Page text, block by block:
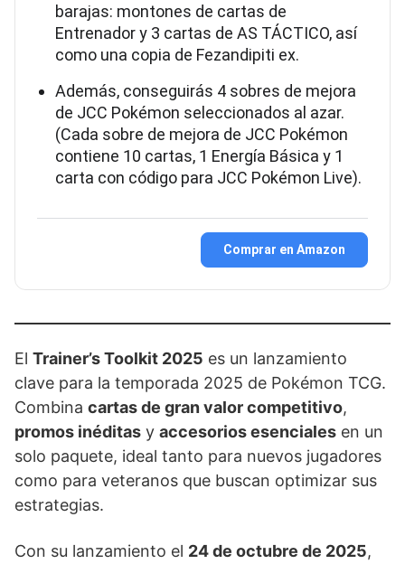
barajas: montones de cartas de
Entrenador y 3 cartas de AS TÁCTICO, así
como una copia de Fezandipiti ex.
Además, conseguirás 4 sobres de mejora
de JCC Pokémon seleccionados al azar.
(Cada sobre de mejora de JCC Pokémon
contiene 10 cartas, 1 Energía Básica y 1
carta con código para JCC Pokémon Live).
Comprar en Amazon
El Trainer’s Toolkit 2025 es un lanzamiento
clave para la temporada 2025 de Pokémon TCG.
Combina cartas de gran valor competitivo,
promos inéditas y accesorios esenciales en un
solo paquete, ideal tanto para nuevos jugadores
como para veteranos que buscan optimizar sus
estrategias.
Con su lanzamiento el 24 de octubre de 2025,